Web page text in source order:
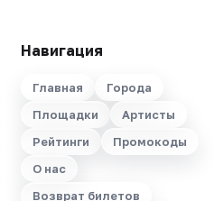
Навигация
Главная
Города
Площадки
Артисты
Рейтинги
Промокоды
О нас
Возврат билетов